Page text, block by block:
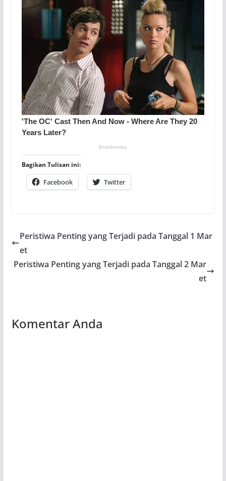
Bagikan Tulisan ini:
Facebook Twitter
Peristiwa Penting yang Terjadi pada Tanggal 1 Mar
et
Peristiwa Penting yang Terjadi pada Tanggal 2 Mar
et
Komentar Anda